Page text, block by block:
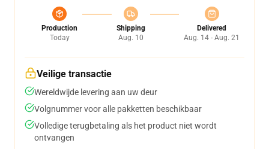
Production
Today
Shipping
Aug. 10
Delivered
Aug. 14 - Aug. 21
Veilige transactie
Wereldwijde levering aan uw deur
Volgnummer voor alle pakketten beschikbaar
Volledige terugbetaling als het product niet wordt
ontvangen